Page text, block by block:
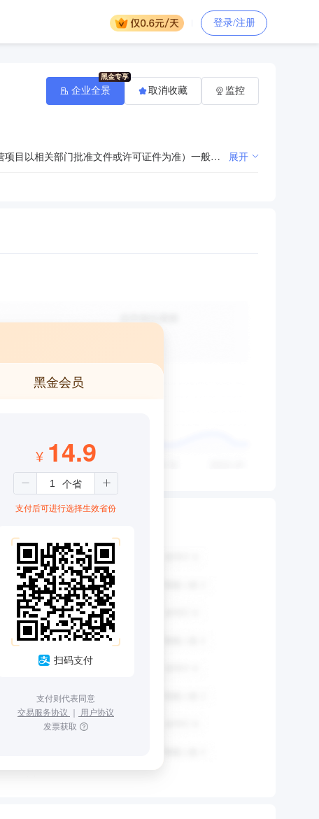
登录/注册
许可项目：道路机动车辆生产。（依法须经批准的项目，经相关部门批准后方可开展经营活动，具体经营项目以相关部门批准文件或许可证件为准）一般项目：工程和技术研究和试验发展；新兴能源技术研发；软件开发；技术服务、技术开发、技术咨询、技术交流、技术转让、技术推广；汽车零部件及配件制造；汽车零部件研发；汽车零配件批发；汽车零配件零售；汽车销售；新能源汽车整车销售；电池销售；总质量4.5吨及以下普通货运车辆道路货物运输（除网络货运和危险货物）；小微型客车租赁经营服务；货物进出口。（除依法须经批准的项目外，凭营业执照依法自主开展经营活动） 展开
企业全景 取消收藏 监控
黑金会员
¥ 14.9
支付后可进行选择生效省份
扫码支付
支付则代表同意
交易服务协议 ｜ 用户协议
发票获取